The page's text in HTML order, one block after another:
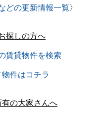
どの更新情報一覧〉
探しの方へ
賃貸物件を検索
件はコチラ
の大家さんへ